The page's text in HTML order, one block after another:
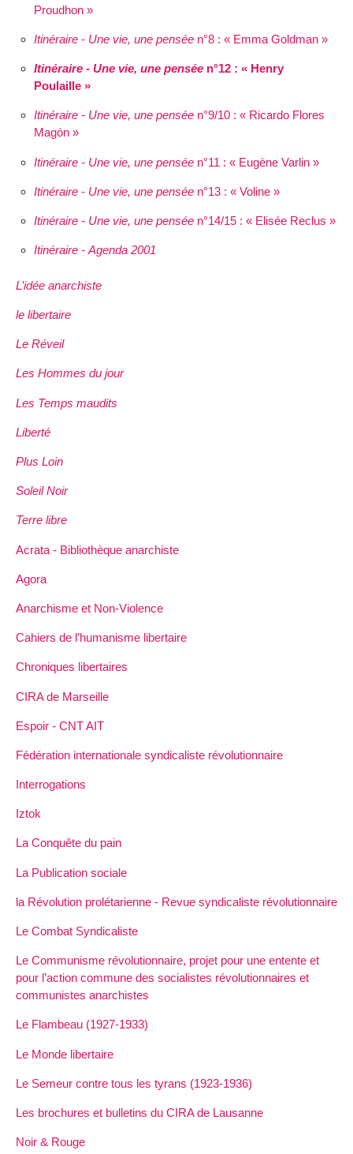
Proudhon »
Itinéraire - Une vie, une penséen°8 : « Emma Goldman »
Itinéraire - Une vie, une penséen°12 : « Henry
Poulaille »
Itinéraire - Une vie, une penséen°9/10 : « Ricardo Flores
Magón »
Itinéraire - Une vie, une penséen°11 : « Eugène Varlin »
Itinéraire - Une vie, une penséen°13 : « Voline »
Itinéraire - Une vie, une penséen°14/15 : « Elisée Reclus »
Itinéraire - Agenda 2001
L’idée anarchiste
le libertaire
Le Réveil
Les Hommes du jour
Les Temps maudits
Liberté
Plus Loin
Soleil Noir
Terre libre
Acrata - Bibliothèque anarchiste
Agora
Anarchisme et Non-Violence
Cahiers de l’humanisme libertaire
Chroniques libertaires
CIRA de Marseille
Espoir - CNT AIT
Fédération internationale syndicaliste révolutionnaire
Interrogations
Iztok
La Conquête du pain
La Publication sociale
la Révolution prolétarienne - Revue syndicaliste révolutionnaire
Le Combat Syndicaliste
Le Communisme révolutionnaire, projet pour une entente et
pour l’action commune des socialistes révolutionnaires et
communistes anarchistes
Le Flambeau (1927-1933)
Le Monde libertaire
Le Semeur contre tous les tyrans (1923-1936)
Les brochures et bulletins du CIRA de Lausanne
Noir & Rouge